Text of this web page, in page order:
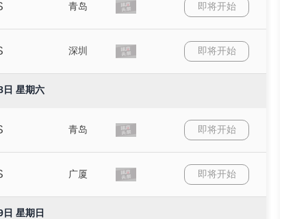
青岛 即将开始
深圳 即将开始
日 星期六
青岛 即将开始
广厦 即将开始
星期日